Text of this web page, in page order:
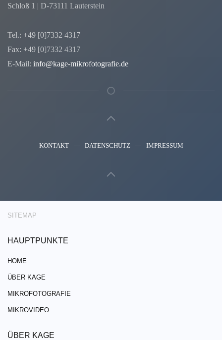
Schloß 1 | D-73111 Lauterstein
Tel.: +49 [0]7332 4317
Fax: +49 [0]7332 4317
E-Mail: info@kage-mikrofotografie.de
KONTAKT DATENSCHUTZ IMPRESSUM
SITEMAP
HAUPTPUNKTE
HOME
ÜBER KAGE
MIKROFOTOGRAFIE
MIKROVIDEO
ÜBER KAGE